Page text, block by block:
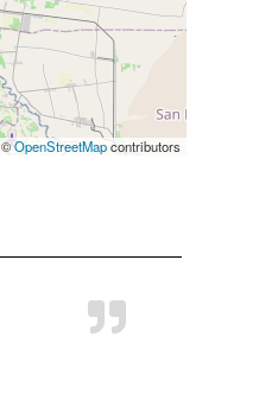
©OpenStreetMapcontributors